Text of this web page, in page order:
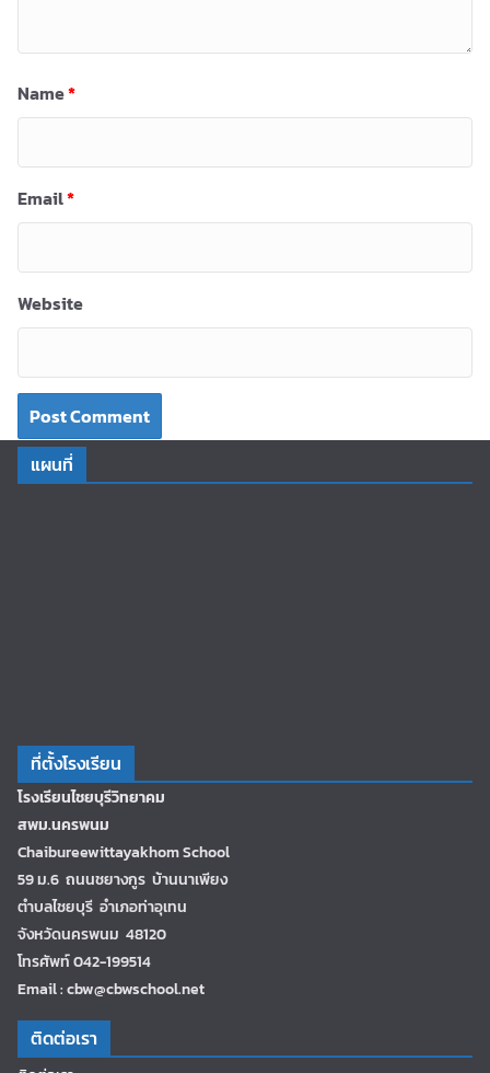
Name*
Email*
Website
แผนที่
ที่ตั้งโรงเรียน
โรงเรียนไชยบุรีวิทยาคม
สพม.นครพนม
Chaibureewittayakhom School
59 ม.6 ถนนชยางกูร บ้านนาเพียง
ตำบลไชยบุรี อำเภอท่าอุเทน
จังหวัดนครพนม 48120
โทรศัพท์ 042-199514
Email : cbw@cbwschool.net
ติดต่อเรา